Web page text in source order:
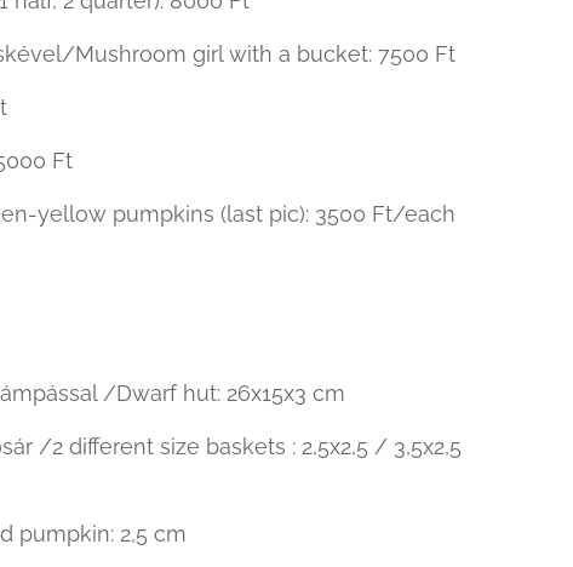
Mushroom girl with a bucket: 7500 Ft
Ft
yellow pumpkins (last pic): 3500 Ft/each
/Dwarf hut: 26x15x3 cm
/2 different size baskets : 2,5x2,5 / 3,5x2,5
pumpkin: 2,5 cm